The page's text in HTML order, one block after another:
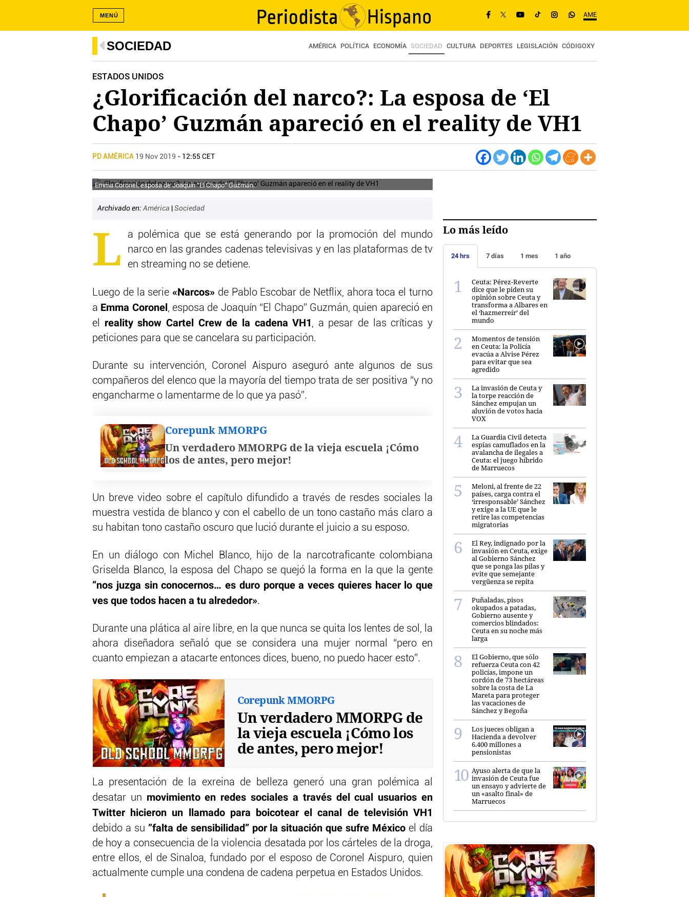
AME
MENÚ
SOCIEDAD AMÉRICA POLÍTICA ECONOMÍA SOCIEDAD CULTURA DEPORTES LEGISLACIÓN CÓDIGOXY
ESTADOS UNIDOS
¿Glorificación del narco?: La esposa de ‘El
Chapo’ Guzmán apareció en el reality de VH1
PD AMÉRICA 19 Nov 2019 - 12:55 CET
Emma Coronel, esposa de Joaquín "El Chapo" Guzmán.
Archivado en: América Sociedad
L
a polémica que se está generando por la promoción del mundo
narco en las grandes cadenas televisivas y en las plataformas de tv
en streaming no se detiene.
Luego de la serie«Narcos» de Pablo Escobar de Netflix, ahora toca el turno
a Emma Coronel , esposa de Joaquín “El Chapo” Guzmán, quien apareció en
el reality show Cartel Crew de la cadena VH1 , a pesar de las críticas y
peticiones para que se cancelara su participación.
Durante su intervención, Coronel Aispuro aseguró ante algunos de sus
compañeros del elenco que la mayoría del tiempo trata de ser positiva “y no
engancharme o lamentarme de lo que ya pasó”.
Corepunk MMORPG
Un verdadero MMORPG de la vieja escuela ¡Cómo
los de antes, pero mejor!
Un breve video sobre el capítulo difundido a través de resdes sociales la
muestra vestida de blanco y con el cabello de un tono castaño más claro a
su habitan tono castaño oscuro que lució durante el juicio a su esposo.
En un diálogo con Michel Blanco, hijo de la narcotraficante colombiana
Griselda Blanco, la esposa del Chapo se quejó la forma en la que la gente
“nos juzga sin conocernos… es duro porque a veces quieres hacer lo que
ves que todos hacen a tu alrededor».
Durante una plática al aire libre, en la que nunca se quita los lentes de sol, la
ahora diseñadora señaló que se considera una mujer normal “pero en
cuanto empiezan a atacarte entonces dices, bueno, no puedo hacer esto”.
Corepunk MMORPG
Un verdadero MMORPG de
la vieja escuela ¡Cómo los
de antes, pero mejor!
La presentación de la exreina de belleza generó una gran polémica al
desatar un movimiento en redes sociales a través del cual usuarios en
Twitter hicieron un llamado para boicotear el canal de televisión VH1
debido a su ”falta de sensibilidad” por la situación que sufre México el día
de hoy a consecuencia de la violencia desatada por los cárteles de la droga,
entre ellos, el de Sinaloa, fundado por el esposo de Coronel Aispuro, quien
actualmente cumple una condena de cadena perpetua en Estados Unidos.
Lo más leído
24 hrs 7 días 1 mes 1 año
Ceuta: Pérez-Reverte
dice que le piden su
opinión sobre Ceuta y
transforma a Albares en
el ‘hazmerreír’ del
mundo
Momentos de tensión
en Ceuta: la Policía
evacúa a Alvise Pérez
para evitar que sea
agredido
La invasión de Ceuta y
la torpe reacción de
Sánchez empujan un
aluvión de votos hacia
VOX
La Guardia Civil detecta
espías camuflados en la
avalancha de ilegales a
Ceuta: el juego híbrido
de Marruecos
Meloni, al frente de 22
países, carga contra el
‘irresponsable’ Sánchez
y exige a la UE que le
retire las competencias
migratorias
El Rey, indignado por la
invasión en Ceuta, exige
al Gobierno Sánchez
que se ponga las pilas y
evite que semejante
vergüenza se repita
Puñaladas, pisos
okupados a patadas,
Gobierno ausente y
comercios blindados:
Ceuta en su noche más
larga
El Gobierno, que sólo
refuerza Ceuta con 42
policías, impone un
cordón de 73 hectáreas
sobre la costa de La
Mareta para proteger
las vacaciones de
Sánchez y Begoña
Los jueces obligan a
Hacienda a devolver
6.400 millones a
pensionistas
Ayuso alerta de que la
invasión de Ceuta fue
un ensayo y advierte de
un «asalto final» de
Marruecos